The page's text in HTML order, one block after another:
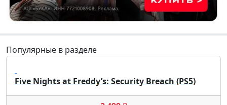
Популярные в разделе
Five Nights at Freddy’s: Security Breach (PS5)